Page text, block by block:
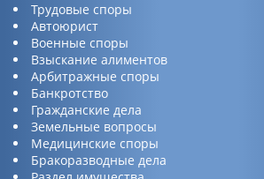
Трудовые споры
Автоюрист
Военные споры
Взыскание алиментов
Арбитражные споры
Банкротство
Гражданские дела
Земельные вопросы
Медицинские споры
Бракоразводные дела